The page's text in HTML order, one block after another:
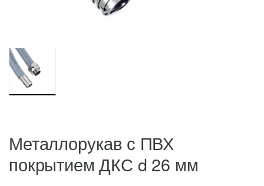
Металлорукав с ПВХ
покрытием ДКС d 26 мм